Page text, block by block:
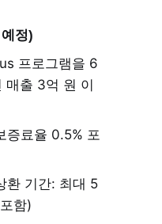
정)
프로그램을 6
매출 3억 원 이
증료율 0.5% 포
환 기간: 최대 5
함)